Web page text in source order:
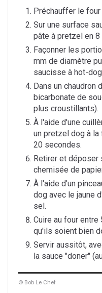
Préchauffer le four
Sur une surface
pâte à pretzel en
Façonner les
mm de diamètre
saucisse à hot-
Dans un chaudron
bicarbonate de
plus croustillants).
À l'aide d'une
un pretzel dog à
20 secondes.
Retirer et déposer
chemisée de
À l'aide d'un
dog avec le jaune
sel.
Cuire au four entre
qu'ils soient bien
Servir aussitôt,
la sauce "doner"
© Bob Le Chef